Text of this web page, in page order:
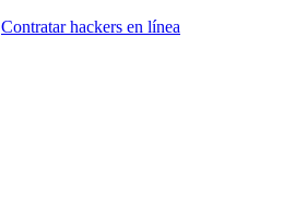
Contratar hackers en línea